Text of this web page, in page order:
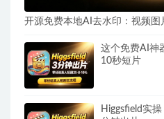
开源免费本地AI去水印：视频图
这个免费AI神
10秒短片
Higgsfield实